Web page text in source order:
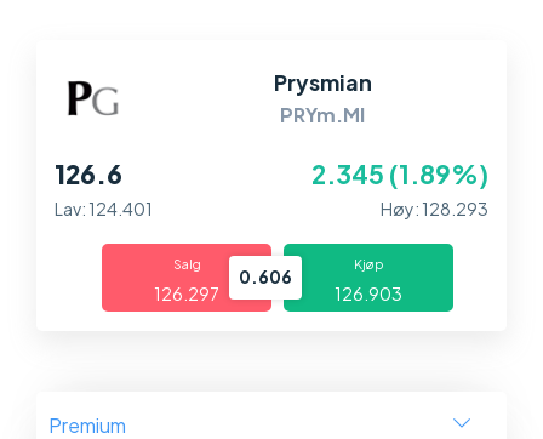
Hjelp og info Prysmian
PRYm.MI
126.6 2.345 (1.89%)
Lav: 124.401 Høy: 128.293
Salg
126.297
0.606
Kjøp
126.903
Premium